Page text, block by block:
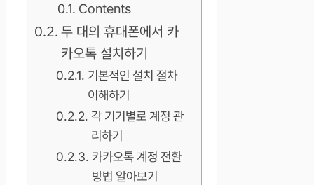
Contents
두 대의 휴대폰에서 카
카오톡 설치하기
기본적인 설치 절차
이해하기
각 기기별로 계정 관
리하기
카카오톡 계정 전환
방법 알아보기